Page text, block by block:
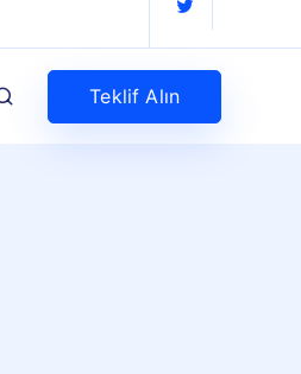
Teklif Alın